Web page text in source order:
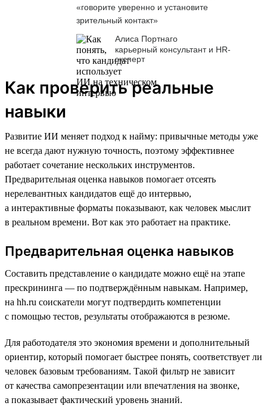
«говорите уверенно и установите
зрительный контакт»
Алиса Портнаго
карьерный консультант и HR-
эксперт
Как проверить реальные
навыки
Развитие ИИ меняет подход к найму: привычные методы уже
не всегда дают нужную точность, поэтому эффективнее
работает сочетание нескольких инструментов.
Предварительная оценка навыков помогает отсеять
нерелевантных кандидатов ещё до интервью,
а интерактивные форматы показывают, как человек мыслит
в реальном времени. Вот как это работает на практике.
Предварительная оценка навыков
Составить представление о кандидате можно ещё на этапе
прескрининга — по подтверждённым навыкам. Например,
на hh.ru соискатели могут подтвердить компетенции
с помощью тестов, результаты отображаются в резюме.
Для работодателя это экономия времени и дополнительный
ориентир, который помогает быстрее понять, соответствует ли
человек базовым требованиям. Такой фильтр не зависит
от качества самопрезентации или впечатления на звонке,
а показывает фактический уровень знаний.